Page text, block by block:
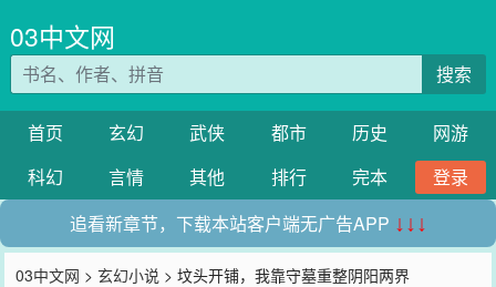
03中文网
搜索
首页 玄幻 武侠 都市 历史
网游
科幻
言情 其他 排行 完本
登录
追看新章节，下载本站客户端无广告APP ↓↓↓
03中文网 >玄幻小说 > 坟头开铺，我靠守墓重整阴阳两界